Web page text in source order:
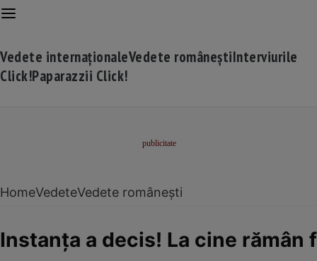
Vedete internaționaleVedete româneștiInterviurile
Click!Paparazzii Click!
HomeVedeteVedete românești
Instanța a decis! La cine